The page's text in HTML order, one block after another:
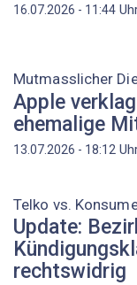
16.07.2026 - 11:44
Mutmasslicher
Apple
ehemalige
13.07.2026 - 18:12
Telko vs.
Update:
rechtswidrig